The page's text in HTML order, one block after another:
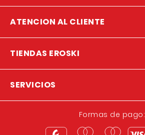
ATENCION AL CLIENTE
TIENDAS EROSKI
SERVICIOS
Formas de pago: